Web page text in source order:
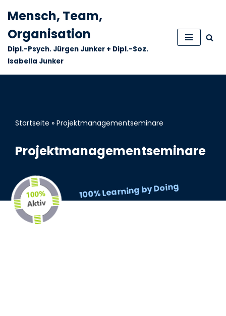
Zum
Inhalt
springen
Mensch, Team,
Organisation
Dipl.-Psych. Jürgen Junker + Dipl.-Soz.
Isabella Junker
100% Learning by Doing
Startseite » Projektmanagementseminare
Projektmanagementseminare